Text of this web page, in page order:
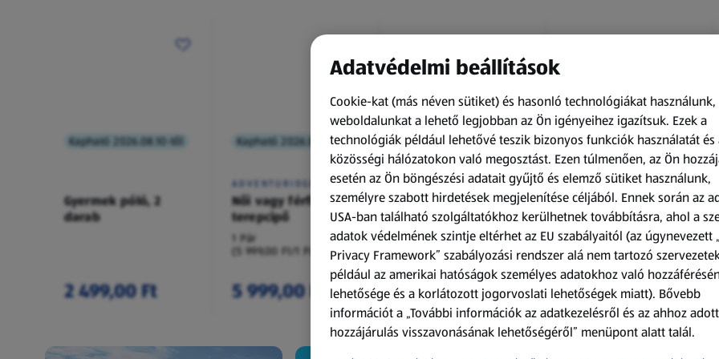
Kapható 2026.08.10-től
Gyermek póló, 2
darab
2 499,00 Ft
Kapható 2026.08.10-től
ADVENTURIDGE
Női vagy férfi
terepcipő
1 Pár
(5 999,00 Ft/1 Pár)
5 999,00 Ft
Kapható 2026.08.10-től
UP2FASHION MEN
Férfi pizsama
1 SOF
(1 999,00 Ft/1 SOF)
1 999,00 Ft
Kapható 2026.08.10-től
UP2FASHION WOMEN
Női kötött kardigán
1 darabonként
(2 799,00 Ft/1
darabonként)
2 799,00 Ft
Adatvédelmi beállítások
Cookie-kat (más néven sütiket) és hasonló technológiákat
weboldalunkat a lehető legjobban az Ön igényeihez igazítsuk. Ezek a
technológiák például lehetővé teszik bizonyos funkciók használatát és
közösségi hálózatokon való megosztást. Ezen túlmenően, az Ön
esetén az Ön böngészési adatait gyűjtő és elemző sütiket használunk,
személyre szabott hirdetések megjelenítése céljából. Ennek során az
USA-ban található szolgáltatókhoz kerülhetnek továbbításra, ahol a
adatok védelmének szintje eltérhet az EU szabályaitól (az úgynevezett
Privacy Framework” szabályozási rendszer alá nem tartozó
például az amerikai hatóságok személyes adatokhoz való
lehetősége és a korlátozott jogorvoslati lehetőségek miatt). Bővebb
információt a „További információk az adatkezelésről és az ahhoz adott
hozzájárulás visszavonásának lehetőségéről” menüpont alatt talál.